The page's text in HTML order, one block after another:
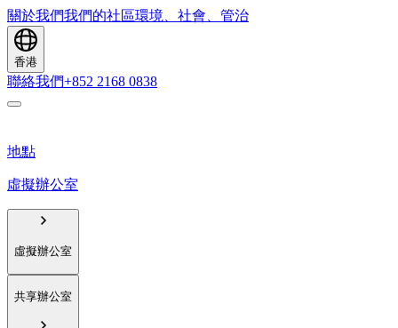
關於我們我們的社區環境、社會、管治
香港
聯絡我們+852 2168 0838
地點
虛擬辦公室
虛擬辦公室
共享辦公室